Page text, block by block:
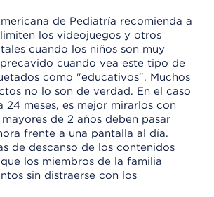
de Pediatría recomienda a
los videojuegos y otros
cuando los niños son muy
cuando vea este tipo de
como "educativos". Muchos
no lo son de verdad. En el caso
24 meses, es mejor mirarlos con
de 2 años deben pasar
frente a una pantalla al día.
de descanso de los contenidos
los miembros de la familia
sin distraerse con los